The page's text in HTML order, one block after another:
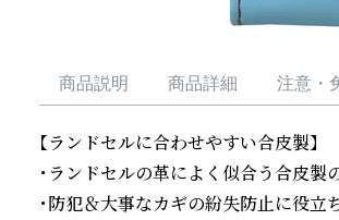
商品説明 商品詳細 注意・
【ランドセルに合わせやすい合皮製】
・ランドセルの革によく似合う合皮製
・防犯＆大事なカギの紛失防止に役立